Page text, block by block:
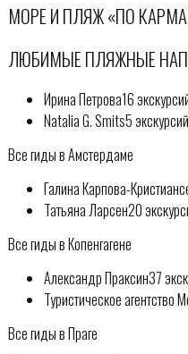
МОРЕ И ПЛЯЖ «ПО
ЛЮБИМЫЕ ПЛЯЖНЫЕ
Ирина Петрова16
Natalia G. Smits5 экскурсий
Все гиды в Амстердаме
Галина Карпова-
Татьяна Ларсен20
Все гиды в Копенгагене
Александр Праксин37
Туристическое агентство
Все гиды в Праге